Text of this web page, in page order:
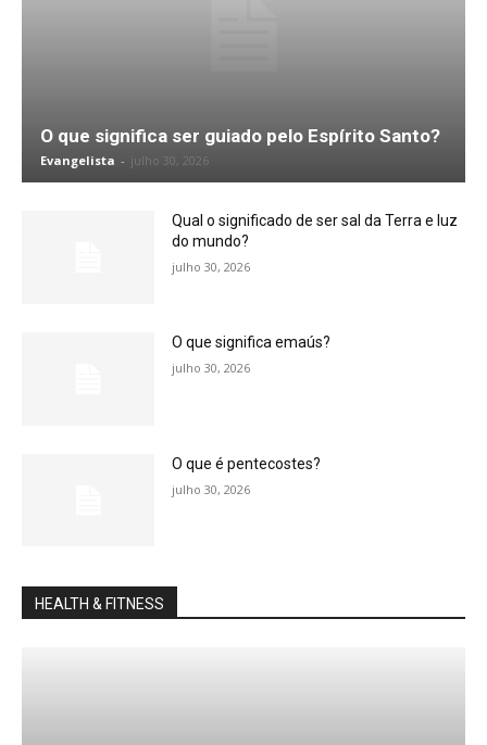
O que significa ser guiado pelo Espírito Santo?
Evangelista - julho 30, 2026
Qual o significado de ser sal da Terra e luz
do mundo?
julho 30, 2026
O que significa emaús?
julho 30, 2026
O que é pentecostes?
julho 30, 2026
HEALTH & FITNESS